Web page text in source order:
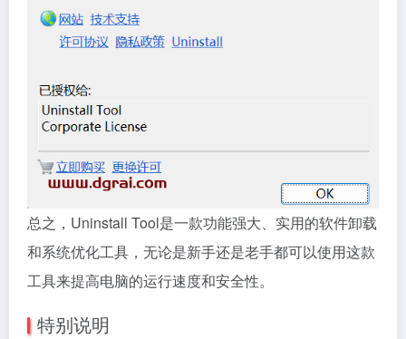
总之，Uninstall Tool是一款功能强大、实用的软件卸载
和系统优化工具，无论是新手还是老手都可以使用这款
工具来提高电脑的运行速度和安全性。
特别说明